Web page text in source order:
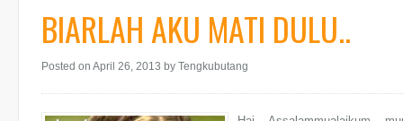
BIARLAH AKU MATI DULU..
Posted on April 26, 2013 by Tengkubutang